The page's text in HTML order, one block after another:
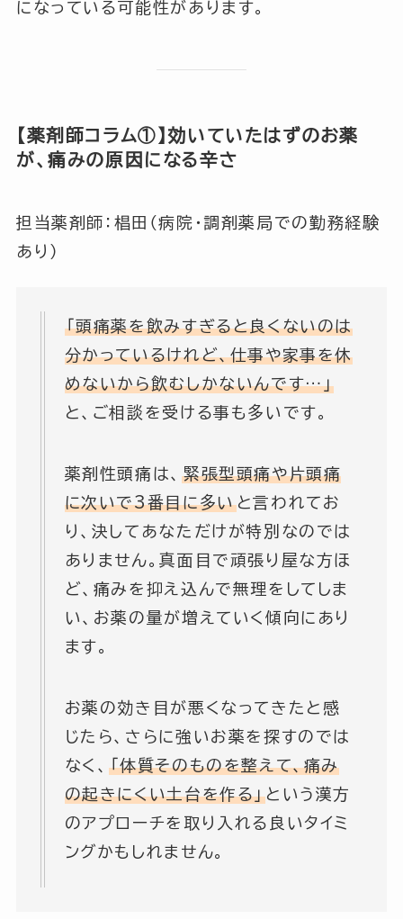
になっている可能性があります。
【薬剤師コラム①】効いていたはずのお薬
が、痛みの原因になる辛さ
担当薬剤師：椙田（病院・調剤薬局での勤務経験
あり）
「頭痛薬を飲みすぎると良くないのは
分かっているけれど、仕事や家事を休
めないから飲むしかないんです…」
と、ご相談を受ける事も多いです。
薬剤性頭痛は、
緊張型頭痛や片頭痛
に次いで3番目に多いと言われてお
り、決してあなただけが特別なのでは
ありません。真面目で頑張り屋な方ほ
ど、痛みを抑え込んで無理をしてしま
い、お薬の量が増えていく傾向にあり
ます。
お薬の効き目が悪くなってきたと感
じたら、さらに強いお薬を探すのでは
なく、
「体質そのものを整えて、痛み
の起きにくい土台を作る」 という漢方
のアプローチを取り入れる良いタイミ
ングかもしれません。